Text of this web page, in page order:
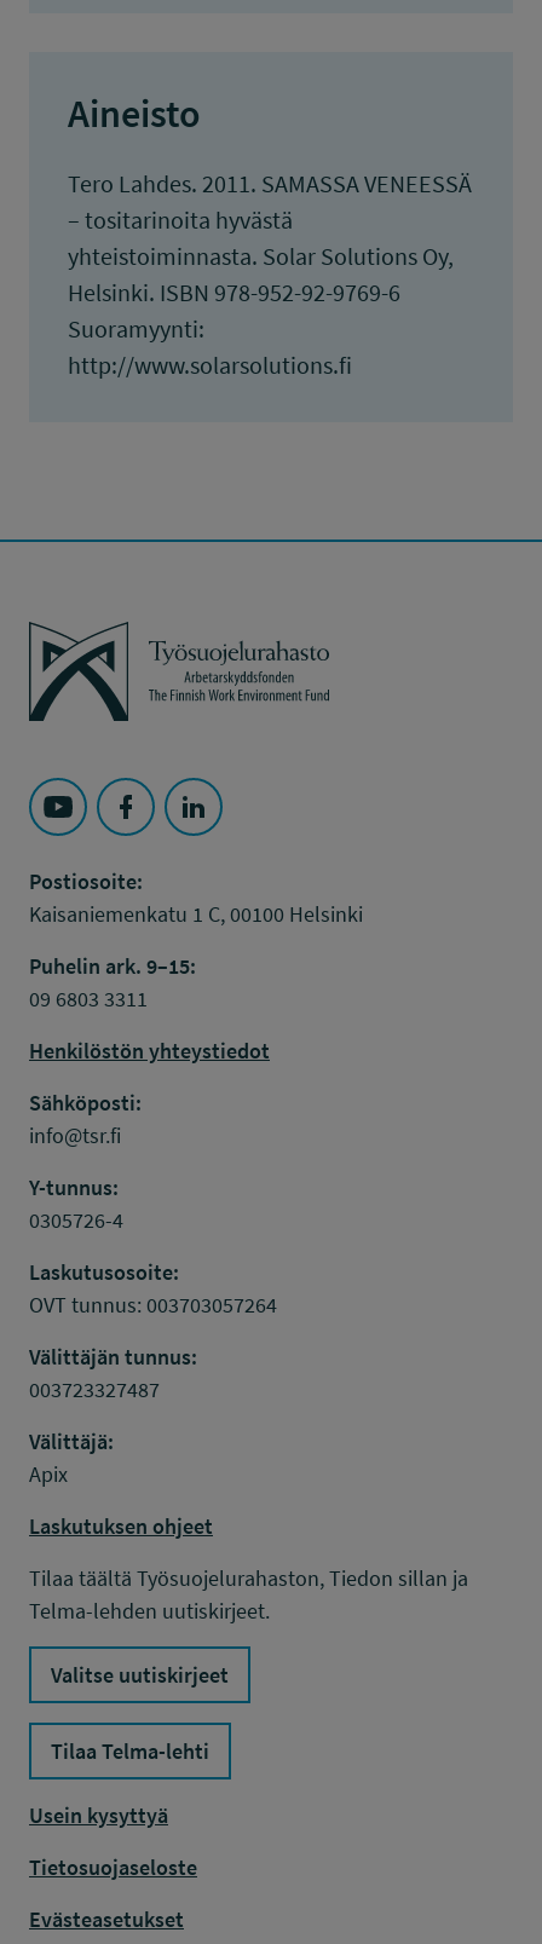
Aineisto
Tero Lahdes. 2011. SAMASSA VENEESSÄ
– tositarinoita hyvästä
yhteistoiminnasta. Solar Solutions Oy,
Helsinki. ISBN 978-952-92-9769-6
Suoramyynti:
http://www.solarsolutions.fi
Työsuojelurahasto
Seuraa Työsuojelurahasto kohteessa: YouTube
Seuraa Työsuojelurahasto kohteessa:
Seuraa Työsuojelurahasto kohteessa:
Postiosoite:
Kaisaniemenkatu 1 C, 00100 Helsinki
Puhelin ark. 9–15:
09 6803 3311
Henkilöstön yhteystiedot
Sähköposti:
info@tsr.fi
Y-tunnus:
0305726-4
Laskutusosoite:
OVT tunnus: 003703057264
Välittäjän tunnus:
003723327487
Välittäjä:
Apix
Laskutuksen ohjeet
Tilaa täältä Työsuojelurahaston, Tiedon sillan ja
Telma-lehden uutiskirjeet.
Valitse uutiskirjeet
Tilaa Telma-lehti
Usein kysyttyä
Tietosuojaseloste
Evästeasetukset